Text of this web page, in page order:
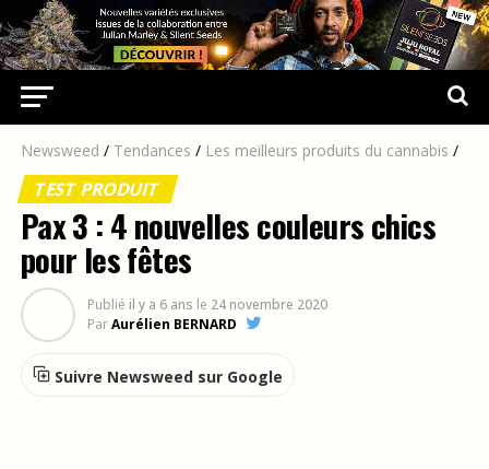
Newsweed / Tendances / Les meilleurs produits du cannabis /
TEST PRODUIT
Pax 3 : 4 nouvelles couleurs chics
pour les fêtes
Publié il y a 6 ans le 24 novembre 2020
ParAurélien BERNARD
Suivre Newsweed sur Google